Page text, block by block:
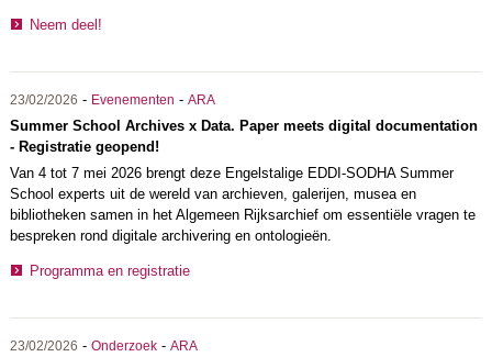
Neem deel!
23/02/2026 - Evenementen - ARA
Summer School Archives x Data. Paper meets digital documentation
- Registratie geopend!
Van 4 tot 7 mei 2026 brengt deze Engelstalige EDDI-SODHA Summer
School experts uit de wereld van archieven, galerijen, musea en
bibliotheken samen in het Algemeen Rijksarchief om essentiële vragen te
bespreken rond digitale archivering en ontologieën.
Programma en registratie
23/02/2026 - Onderzoek- ARA